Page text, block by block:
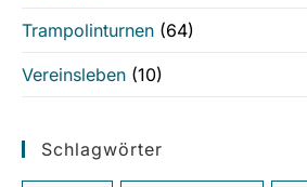
Trampolinturnen (64)
Vereinsleben (10)
Schlagwörter